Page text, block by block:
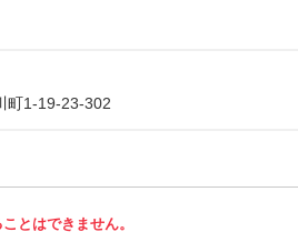
町1-19-23-302
とはできません。